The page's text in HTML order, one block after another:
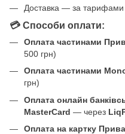
Доставка — за
💳 Способи оплати:
Оплата частинами
500 грн)
Оплата частинами
грн)
Оплата онлайн
MasterCard — через
Оплата на картку